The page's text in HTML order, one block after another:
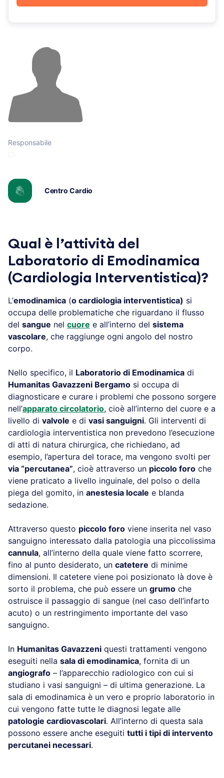
Qual è l’attività del
Laboratorio di Emodinamica
(Cardiologia Interventistica)?
L’emodinamica (o cardiologia interventistica) si
occupa delle problematiche che riguardano il flusso
del sangue nel cuore e all’interno del sistema
vascolare, che raggiunge ogni angolo del nostro
corpo.
Nello specifico, il Laboratorio di Emodinamica di
Humanitas Gavazzeni Bergamo si occupa di
diagnosticare e curare i problemi che possono sorgere
nell’apparato circolatorio, cioè all’interno del cuore e a
livello di valvole e di vasi sanguigni. Gli interventi di
cardiologia interventistica non prevedono l’esecuzione
di atti di natura chirurgica, che richiedano, ad
esempio, l’apertura del torace, ma vengono svolti per
via “percutanea”, cioè attraverso un piccolo foro che
viene praticato a livello inguinale, del polso o della
piega del gomito, in anestesia locale e blanda
sedazione.
Attraverso questo piccolo foro viene inserita nel vaso
sanguigno interessato dalla patologia una piccolissima
cannula, all’interno della quale viene fatto scorrere,
fino al punto desiderato, un catetere di minime
dimensioni. Il catetere viene poi posizionato là dove è
sorto il problema, che può essere un grumo che
ostruisce il passaggio di sangue (nel caso dell’infarto
acuto) o un restringimento importante del vaso
sanguigno.
In Humanitas Gavazzeni questi trattamenti vengono
eseguiti nella sala di emodinamica, fornita di un
angiografo – l’apparecchio radiologico con cui si
studiano i vasi sanguigni – di ultima generazione. La
sala di emodinamica è un vero e proprio laboratorio in
cui vengono fatte tutte le diagnosi legate alle
patologie cardiovascolari. All’interno di questa sala
possono essere anche eseguiti tutti i tipi di intervento
percutanei necessari.
Responsabile
Centro Cardio